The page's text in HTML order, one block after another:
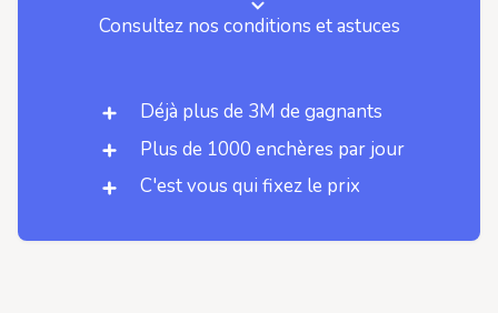
Consultez nos conditions et astuces
Déjà plus de 3M de gagnants
Plus de 1000 enchères par jour
C'est vous qui fixez le prix